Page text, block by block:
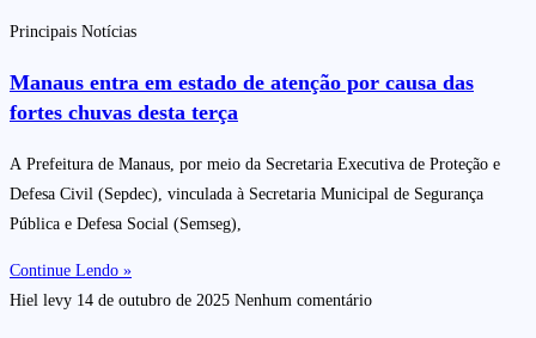
Principais Notícias
Manaus entra em estado de atenção por causa das
fortes chuvas desta terça
A Prefeitura de Manaus, por meio da Secretaria Executiva de Proteção e
Defesa Civil (Sepdec), vinculada à Secretaria Municipal de Segurança
Pública e Defesa Social (Semseg),
Continue Lendo »
Hiel levy 14 de outubro de 2025 Nenhum comentário